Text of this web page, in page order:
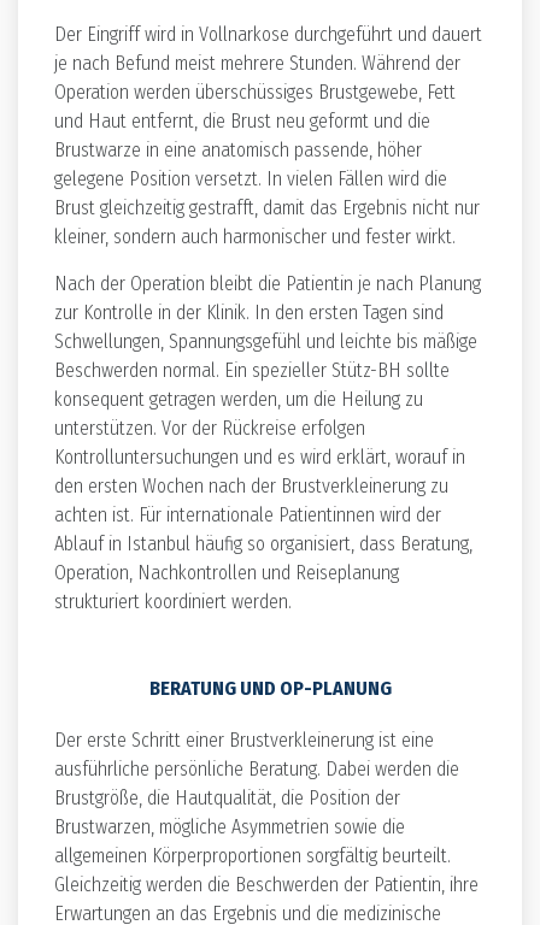
Der Eingriff wird in Vollnarkose durchgeführt und dauert
je nach Befund meist mehrere Stunden. Während der
Operation werden überschüssiges Brustgewebe, Fett
und Haut entfernt, die Brust neu geformt und die
Brustwarze in eine anatomisch passende, höher
gelegene Position versetzt. In vielen Fällen wird die
Brust gleichzeitig gestrafft, damit das Ergebnis nicht nur
kleiner, sondern auch harmonischer und fester wirkt.
Nach der Operation bleibt die Patientin je nach Planung
zur Kontrolle in der Klinik. In den ersten Tagen sind
Schwellungen, Spannungsgefühl und leichte bis mäßige
Beschwerden normal. Ein spezieller Stütz-BH sollte
konsequent getragen werden, um die Heilung zu
unterstützen. Vor der Rückreise erfolgen
Kontrolluntersuchungen und es wird erklärt, worauf in
den ersten Wochen nach der Brustverkleinerung zu
achten ist. Für internationale Patientinnen wird der
Ablauf in Istanbul häufig so organisiert, dass Beratung,
Operation, Nachkontrollen und Reiseplanung
strukturiert koordiniert werden.
BERATUNG UND OP-PLANUNG
Der erste Schritt einer Brustverkleinerung ist eine
ausführliche persönliche Beratung. Dabei werden die
Brustgröße, die Hautqualität, die Position der
Brustwarzen, mögliche Asymmetrien sowie die
allgemeinen Körperproportionen sorgfältig beurteilt.
Gleichzeitig werden die Beschwerden der Patientin, ihre
Erwartungen an das Ergebnis und die medizinische